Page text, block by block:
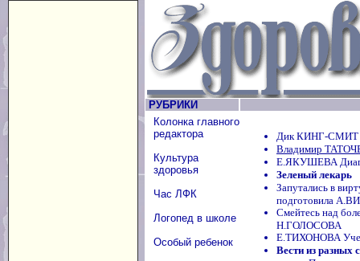
РУБРИКИ
Колонка главного
редактора
Культура
здоровья
Час ЛФК
Логопед в школе
Особый ребенок
Дик КИНГ-СМИТ
Владимир
Е.ЯКУШЕВА
Зеленый лекарь
Запутались в
подготовила
Смейтесь над
Н.ГОЛОСОВА
Е.ТИХОНОВА
Вести из разных